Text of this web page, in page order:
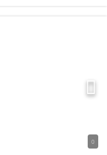
0